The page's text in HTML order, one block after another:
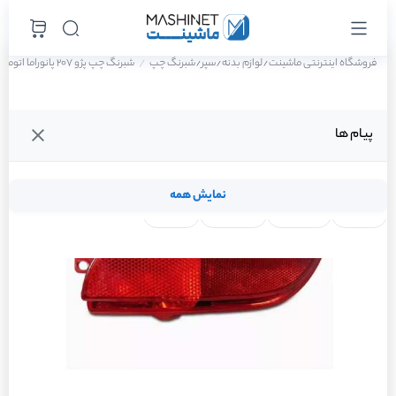
پیام ها
نمایش همه
فروشگاه اینترنتی ماشینت/لوازم بدنه/سپر/شبرنگ چپ شبرنگ چپ پژو 207 پانوراما اتوماتیک TU5P سال 1401